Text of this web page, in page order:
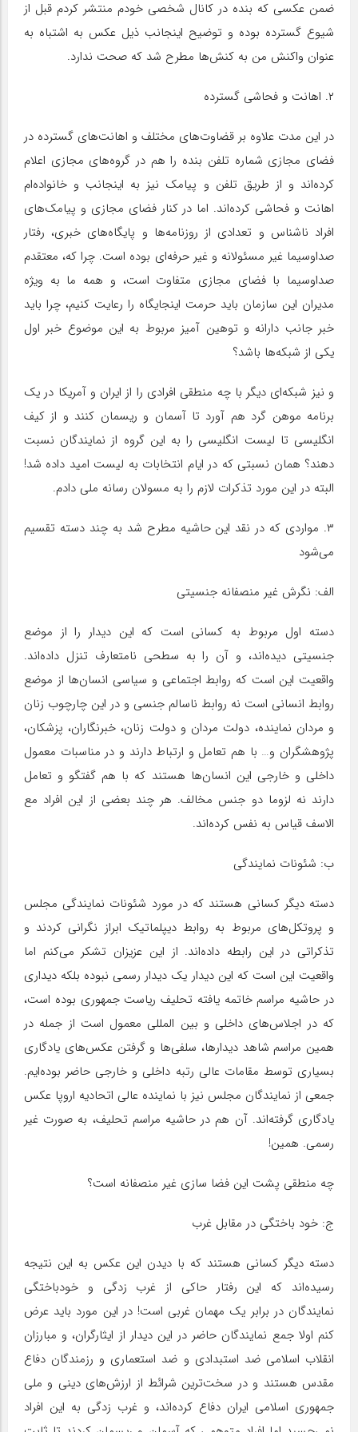
ضمن عکسی که بنده در کانال شخصی خودم منتشر کردم قبل از
شیوع گسترده بوده و توضیح اینجانب ذیل عکس به اشتباه به
عنوان واکنش من به کنش‌ها مطرح شد که صحت ندارد.
۲. اهانت و فحاشی گسترده
در این مدت علاوه بر قضاوت‌های مختلف و اهانت‌های گسترده در
فضای مجازی شماره تلفن بنده را هم در گروه‌های مجازی اعلام
کرده‌اند و از طریق تلفن و پیامک نیز به اینجانب و خانواده‌ام
اهانت و فحاشی کرده‌اند. اما در کنار فضای مجازی و پیامک‌های
افراد نا‌شناس و تعدادی از روزنامه‌ها و پایگاه‌های خبری، رفتار
صداوسیما غیر مسئولانه و غیر حرفه‌ای بوده است. چرا که، معتقدم
صداوسیما با فضای مجازی متفاوت است، و همه ما به ویژه
مدیران این سازمان باید حرمت اینجایگاه را رعایت کنیم، چرا باید
خبر جانب دارانه و توهین آمیز مربوط به این موضوع خبر اول
یکی از شبکه‌ها باشد؟
و نیز شبکه‌ای دیگر با چه منطقی افرادی را از ایران و آمریکا در یک
برنامه موهن گرد هم آورد تا آسمان و ریسمان کنند و از کیف
انگلیسی تا لیست انگلیسی را به این گروه از نمایندگان نسبت
دهند؟‌‌ همان نسبتی که در ایام انتخابات به لیست امید داده شد!
البته در این مورد تذکرات لازم را به مسولان رسانه ملی دادم.
۳. مواردی که در نقد این حاشیه مطرح شد به چند دسته تقسیم
می‌شود
الف: نگرش غیر منصفانه جنسیتی
دسته اول مربوط به کسانی است که این دیدار را از موضع
جنسیتی دیده‌اند، و آن را به سطحی نامتعارف تنزل داده‌اند.
واقعیت این است که روابط اجتماعی و سیاسی انسان‌ها از موضع
روابط انسانی است نه روابط ناسالم جنسی و در این چارچوب زنان
و مردان نماینده، دولت مردان و دولت زنان، خبرنگاران، پزشکان،
پژوهشگران و… با هم تعامل و ارتباط دارند و در مناسبات معمول
داخلی و خارجی این انسان‌ها هستند که با هم گفتگو و تعامل
دارند نه لزوما دو جنس مخالف. هر چند بعضی از این افراد مع
الاسف قیاس به نفس کرده‌اند.
ب: شئونات نمایندگی
دسته دیگر کسانی هستند که در مورد شئونات نمایندگی مجلس
و پروتکل‌های مربوط به روابط دیپلماتیک ابراز نگرانی کردند و
تذکراتی در این رابطه داده‌اند. از این عزیزان تشکر می‌کنم اما
واقعیت این است که این دیدار یک دیدار رسمی نبوده بلکه دیداری
در حاشیه مراسم خاتمه یافته تحلیف ریاست جمهوری بوده است،
که در اجلاس‌های داخلی و بین المللی معمول است از جمله در
همین مراسم شاهد دیدار‌ها، سلفی‌ها و گرفتن عکس‌های یادگاری
بسیاری توسط مقامات عالی رتبه داخلی و خارجی حاضر بوده‌ایم.
جمعی از نمایندگان مجلس نیز با نماینده عالی اتحادیه اروپا عکس
یادگاری گرفته‌اند. آن هم در حاشیه مراسم تحلیف، به صورت غیر
رسمی. همین!
چه منطقی پشت این فضا سازی غیر منصفانه است؟
ج: خود باختگی در مقابل غرب
دسته دیگر کسانی هستند که با دیدن این عکس به این نتیجه
رسیده‌اند که این رفتار حاکی از غرب زدگی و خودباختگی
نمایندگان در برابر یک مهمان غربی است! در این مورد باید عرض
کنم اولا جمع نمایندگان حاضر در این دیدار از ایثارگران، و مبارزان
انقلاب اسلامی ضد استبدادی و ضد استعماری و رزمندگان دفاع
مقدس هستند و در سخت‌ترین شرائط از ارزش‌های دینی و ملی
جمهوری اسلامی ایران دفاع کرده‌اند، و غرب زدگی به این افراد